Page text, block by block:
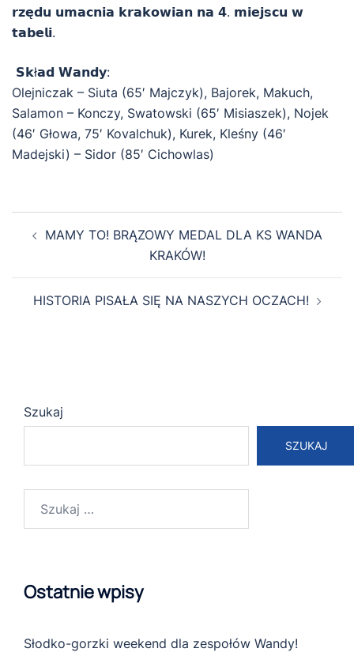
𝗿𝘇𝗲̨𝗱𝘂 𝘂𝗺𝗮𝗰𝗻𝗶𝗮 𝗸𝗿𝗮𝗸𝗼𝘄𝗶𝗮𝗻 𝗻𝗮 𝟰. 𝗺𝗶𝗲𝗷𝘀𝗰𝘂 𝘄
𝘁𝗮𝗯𝗲𝗹𝗶.
𝗦𝗸ł𝗮𝗱 𝗪𝗮𝗻𝗱𝘆:
Olejniczak – Siuta (65′ Majczyk), Bajorek, Makuch,
Salamon – Konczy, Swatowski (65′ Misiaszek), Nojek
(46′ Głowa, 75′ Kovalchuk), Kurek, Kleśny (46′
Madejski) – Sidor (85′ Cichowlas)
Zobacz
wpisyMAMY TO! BRĄZOWY MEDAL DLA KS WANDA
KRAKÓW!
HISTORIA PISAŁA SIĘ NA NASZYCH OCZACH!
Szukaj
SZUKAJ
Ostatnie wpisy
Słodko-gorzki weekend dla zespołów Wandy!